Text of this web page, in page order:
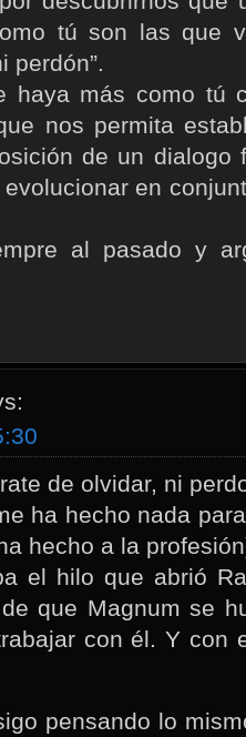
tú son las que
perdón”.
haya más como tú
nos permita
de un dialogo
en
al pasado y
de olvidar, ni
ha hecho nada
hecho a la
el hilo que abrió
que Magnum se
con él. Y con
pensando lo